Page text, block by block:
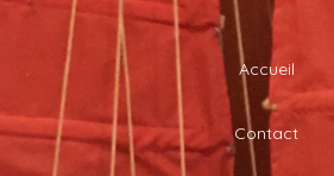
Accueil
Contact